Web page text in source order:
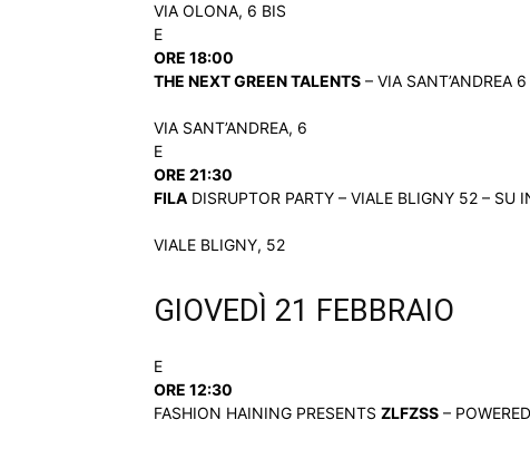
VIA OLONA, 6 BIS
E
ORE 18:00
THE NEXT GREEN TALENTS – VIA SANT’ANDREA
VIA SANT’ANDREA, 6
E
ORE 21:30
FILA DISRUPTOR PARTY – VIALE BLIGNY 52 – SU
VIALE BLIGNY, 52
GIOVEDÌ 21 FEBBRAIO
E
ORE 12:30
FASHION HAINING PRESENTS ZLFZSS –